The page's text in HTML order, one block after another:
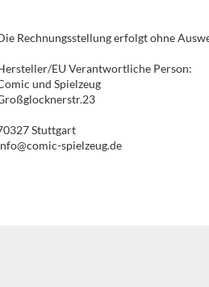
Rechnungsstellung erfolgt ohne
EU Verantwortliche Person:
und Spielzeug
Stuttgart
spielzeug.de